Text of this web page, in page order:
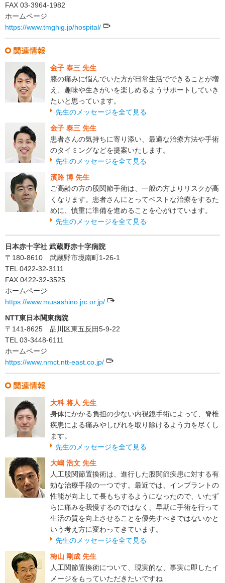
FAX 03-3964-1982
ホームページ
https://www.tmghig.jp/hospital/
金子 泰三 先生
膝の痛みに悩んでいた方が日常生活でできることが増
え、趣味や生きがいを楽しめるようサポートしていき
たいと思っています。
先生のメッセージを全て見る
金子 泰三 先生
患者さんの気持ちに寄り添い、最適な治療方法や手術
のタイミングなどを提案いたします。
先生のメッセージを全て見る
濱路 博 先生
ご高齢の方の股関節手術は、一般の方よりリスクが高
くなります。患者さんにとってベストな治療をするた
めに、慎重に準備を進めることを心がけています。
先生のメッセージを全て見る
日本赤十字社 武蔵野赤十字病院
〒180-8610 武蔵野市境南町1-26-1
TEL 0422-32-3111
FAX 0422-32-3525
ホームページ
https://www.musashino.jrc.or.jp/
NTT東日本関東病院
〒141-8625 品川区東五反田5-9-22
TEL 03-3448-6111
ホームページ
https://www.nmct.ntt-east.co.jp/
大科 将人 先生
身体にかかる負担の少ない内視鏡手術によって、脊椎
疾患による痛みやしびれを取り除けるよう力を尽くし
ます。
先生のメッセージを全て見る
大嶋 浩文 先生
人工股関節置換術は、進行した股関節疾患に対する有
効な治療手段の一つです。最近では、インプラントの
性能が向上して長もちするようになったので、いたず
らに痛みを我慢するのではなく、早期に手術を行って
生活の質を向上させることを優先すべきではないかと
いう考え方に変わってきています。
先生のメッセージを全て見る
梅山 剛成 先生
人工関節置換術について、現実的な、事実に即したイ
メージをもっていただきたいですね